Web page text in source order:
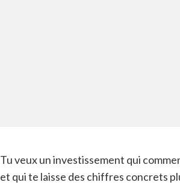
Tu veux un investissement qui
et qui te laisse des chiffres concrets